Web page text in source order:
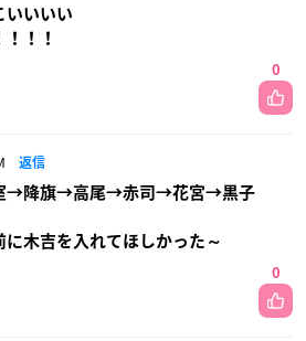
いいいい
！！
0
返信
→降旗→高尾→赤司→花宮→黒子
木吉を入れてほしかった～
0